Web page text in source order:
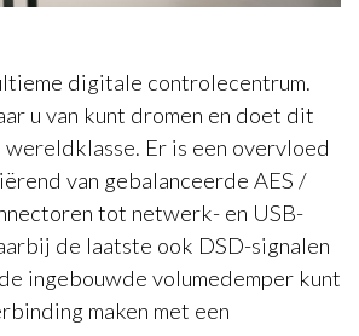
digitale controlecentrum.
u van kunt dromen en doet dit
Er is een overvloed
van gebalanceerde AES /
tot netwerk- en USB-
de laatste ook DSD-signalen
ingebouwde volumedemper kunt
maken met een